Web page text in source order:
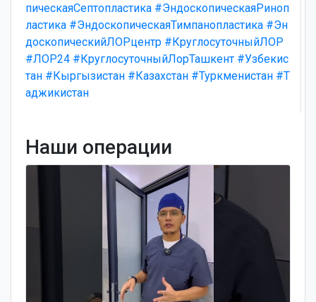
пическаяСептопластика #ЭндоскопическаяРиноп
ластика #ЭндоскопическаяТимпанопластика #Эн
доскопическийЛОРцентр #КруглосуточныйЛОР
#ЛОР24 #КруглосуточныйЛорТашкент #Узбекис
тан #Кыргызистан #Казахстан #Туркменистан #Т
аджикистан
Наши операции